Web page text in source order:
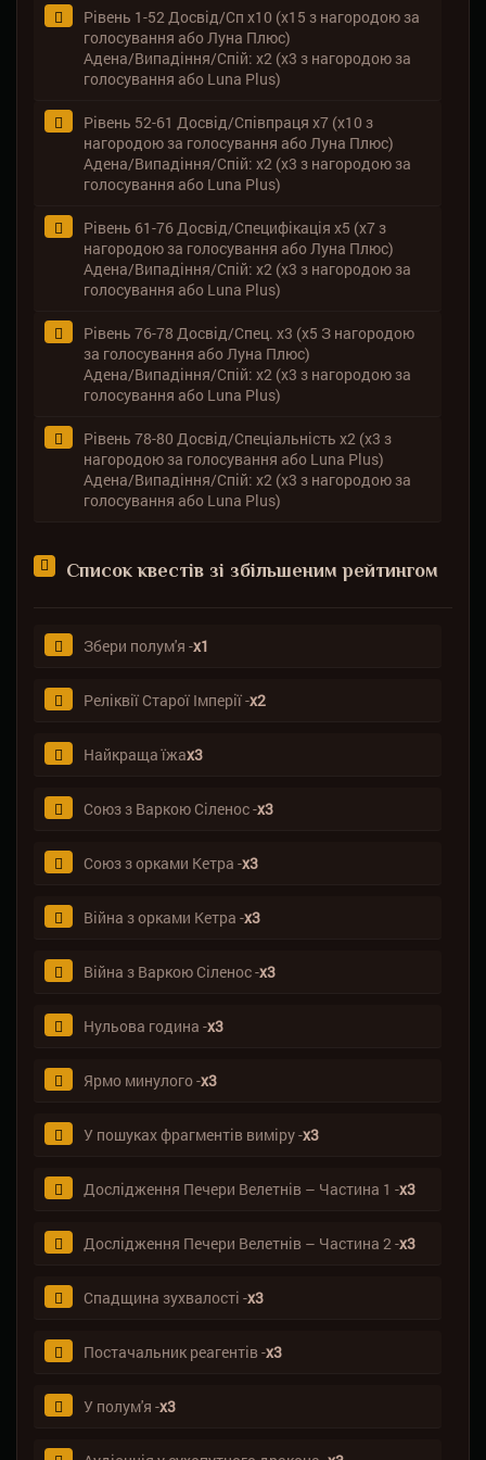
Рівень 1-52 Досвід/Сп x10 (x15 з нагородою за
голосування або Луна Плюс)
Адена/Випадіння/Спій: x2 (x3 з нагородою за
голосування або Luna Plus)
Рівень 52-61 Досвід/Співпраця x7 (x10 з
нагородою за голосування або Луна Плюс)
Адена/Випадіння/Спій: x2 (x3 з нагородою за
голосування або Luna Plus)
Рівень 61-76 Досвід/Специфікація x5 (x7 з
нагородою за голосування або Луна Плюс)
Адена/Випадіння/Спій: x2 (x3 з нагородою за
голосування або Luna Plus)
Рівень 76-78 Досвід/Спец. x3 (x5 З нагородою
за голосування або Луна Плюс)
Адена/Випадіння/Спій: x2 (x3 з нагородою за
голосування або Luna Plus)
Рівень 78-80 Досвід/Спеціальність x2 (x3 з
нагородою за голосування або Luna Plus)
Адена/Випадіння/Спій: x2 (x3 з нагородою за
голосування або Luna Plus)
Список квестів зі збільшеним рейтингом
Збери полум'я -х1
Реліквії Старої Імперії -х2
Найкраща їжах3
Союз з Варкою Сіленос -х3
Союз з орками Кетра -х3
Війна з орками Кетра -х3
Війна з Варкою Сіленос -х3
Нульова година -х3
Ярмо минулого -х3
У пошуках фрагментів виміру -х3
Дослідження Печери Велетнів – Частина 1 -х3
Дослідження Печери Велетнів – Частина 2 -х3
Спадщина зухвалості -х3
Постачальник реагентів -х3
У полум'я -х3